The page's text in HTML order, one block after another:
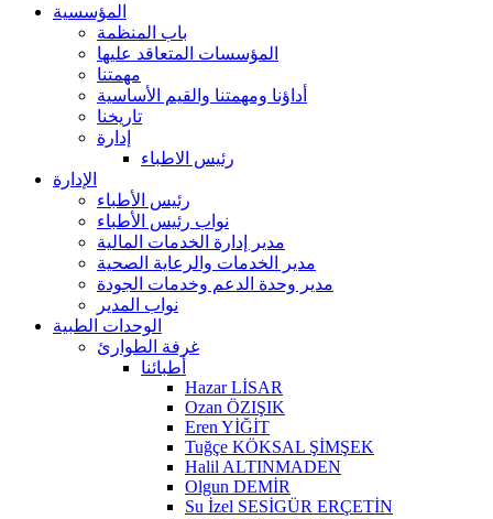
المؤسسية
باب المنظمة
المؤسسات المتعاقد عليها
مهمتنا
أداؤنا ومهمتنا والقيم الأساسية
تاريخنا
إدارة
رئيس الاطباء
الإدارة
رئيس الأطباء
نواب رئيس الأطباء
مدير إدارة الخدمات المالية
مدير الخدمات والرعاية الصحية
مدير وحدة الدعم وخدمات الجودة
نواب المدير
الوحدات الطبية
غرفة الطوارئ
أطبائنا
Hazar LİSAR
Ozan ÖZIŞIK
Eren YİĞİT
Tuğçe KÖKSAL ŞİMŞEK
Halil ALTINMADEN
Olgun DEMİR
Su İzel SESİGÜR ERÇETİN